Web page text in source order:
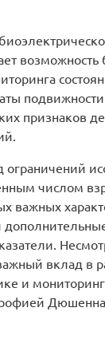
возможность
признаков
числом
важных
вклад в
и